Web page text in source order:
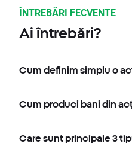
ÎNTREBĂRI FECVENTE
Ai întrebări?
Cum definim simplu o
Cum produci bani din
Care sunt principale 3